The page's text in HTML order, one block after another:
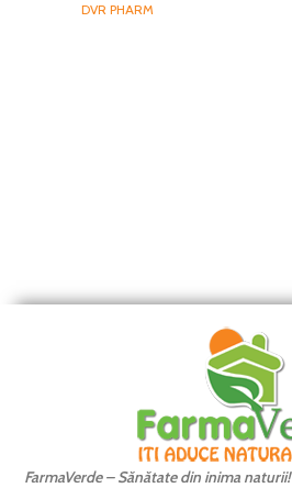
DVR PHARM
FarmaVerde – Sănătate din inima naturii!